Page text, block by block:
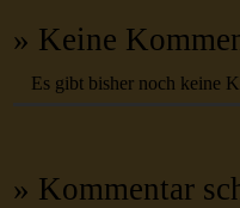
» Keine
Es gibt bisher noch keine
» Kommentar